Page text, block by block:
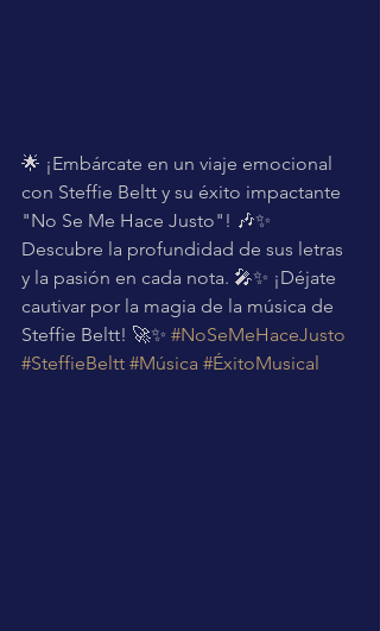
🌟 ¡Embárcate en un viaje emocional
con Steffie Beltt y su éxito impactante
"No Se Me Hace Justo"! 🎶✨
Descubre la profundidad de sus letras
y la pasión en cada nota. 🎤✨ ¡Déjate
cautivar por la magia de la música de
Steffie Beltt! 🚀✨ #NoSeMeHaceJusto
#SteffieBeltt #Música #ÉxitoMusical